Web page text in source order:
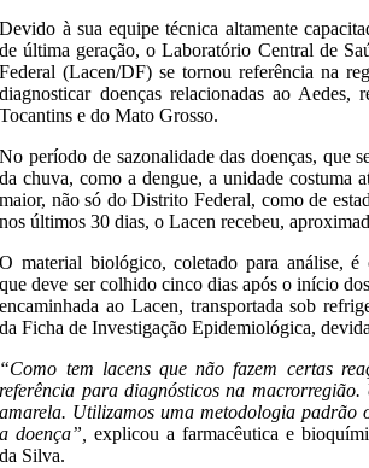
Devido à sua equipe técnica altamente
de última geração, o Laboratório Central de
Federal (Lacen/DF) se tornou referência na
diagnosticar doenças relacionadas ao Aedes,
Tocantins e do Mato Grosso.
No período de sazonalidade das doenças, que
da chuva, como a dengue, a unidade costuma
maior, não só do Distrito Federal, como de
nos últimos 30 dias, o Lacen recebeu,
O material biológico, coletado para análise, é
que deve ser colhido cinco dias após o início
encaminhada ao Lacen, transportada sob
da Ficha de Investigação Epidemiológica,
“Como tem lacens que não fazem certas
referência para diagnósticos na macrorregião.
amarela. Utilizamos uma metodologia padrão
a doença”,
explicou a farmacêutica e
da Silva.